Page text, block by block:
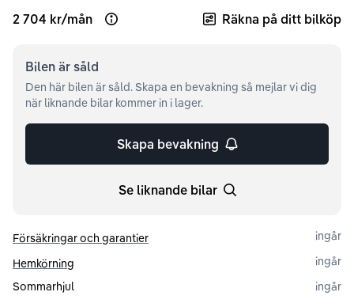
2 704 kr/mån Open loan example Räkna på ditt bilköp
Bilen är såld
Den här bilen är såld. Skapa en bevakning så mejlar vi dig
när liknande bilar kommer in i lager.
Skapa bevakning
Se liknande bilar
Försäkringar och garantier
ingår
Hemkörning
ingår
Sommarhjul
ingår